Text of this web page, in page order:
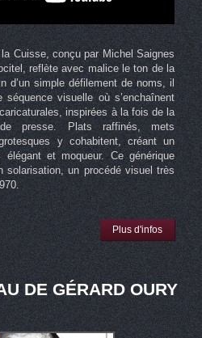
Cuisse, conçu par Michel Saignes
reflète avec malice le ton de la
d’un simple défilement de noms, il
visuelle où s’enchaînent
inspirées à la fois de la
presse. Plats raffinés, mets
y cohabitent, créant un
et moqueur. Ce générique
solarisation, un procédé visuel très
Plus d'infos
DE GÉRARD OURY